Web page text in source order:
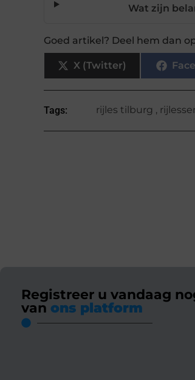
Wat zijn
Goed artikel? Deel hem dan
X (Twitter)
Tags: rijles tilburg ,
Registreer u vandaag
van ons platform